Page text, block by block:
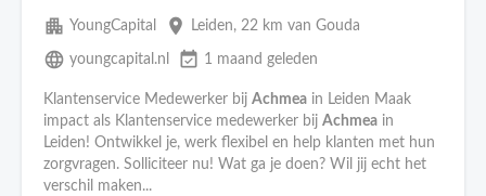
apartment YoungCapital place Leiden, 22 km van Gouda
language youngcapital.nl event_available 1 maand geleden
Klantenservice Medewerker bij Achmea in Leiden Maak
impact als Klantenservice medewerker bij Achmea in
Leiden! Ontwikkel je, werk flexibel en help klanten met hun
zorgvragen. Solliciteer nu! Wat ga je doen? Wil jij echt het
verschil maken...